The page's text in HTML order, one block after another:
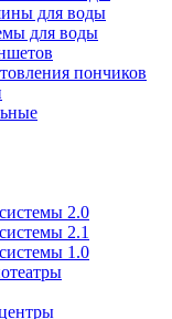
для воды
для воды
пончиков
2.0
2.1
1.0